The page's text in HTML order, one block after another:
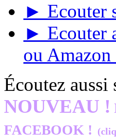
► Ecouter
► Ecouter
ou Amazon
Écoutez
NOUVEAU !
FACEBOOK !